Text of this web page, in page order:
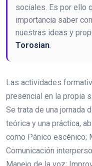
sociales. Es por ello
importancia saber
nuestras ideas y
Torosian
Las actividades
presencial en la propia
Se trata de una jornada
teórica y una práctica,
como Pánico escénico;
Comunicación